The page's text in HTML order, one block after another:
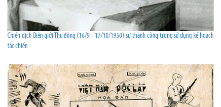
Chiến dịch Biên giới Thu đông (16/9 - 17/10/1950) sự thành công trong sử dụng kế hoạch
tác chiến